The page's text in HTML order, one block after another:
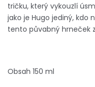
tričku, který vykouzlí
jako je Hugo jediný, kdo
tento půvabný hrneček
Obsah 150 ml